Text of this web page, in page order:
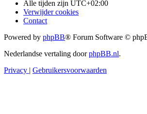
Alle tijden zijn UTC+02:00
Verwijder cookies
Contact
Powered by phpBB® Forum Software ©
Nederlandse vertaling doorphpBB.nl.
Privacy | Gebruikersvoorwaarden